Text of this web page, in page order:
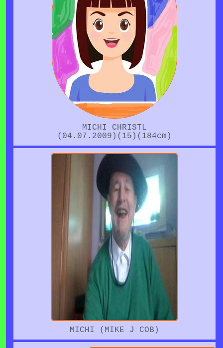
MICHI CHRISTL
(04.07.2009)(15)(184cm)
MICHI (MIKE J COB)